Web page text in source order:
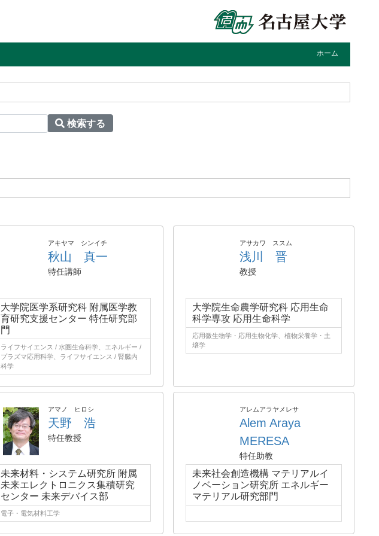
ホーム
検索する
アキヤマ シンイチ
秋山 真一
特任講師
大学院医学系研究科 附属医学教
育研究支援センター 特任研究部
門
ライフサイエンス / 水圏生命科学、エネルギー /
プラズマ応用科学、ライフサイエンス / 腎臓内
科学
アサカワ ススム
浅川 晋
教授
大学院生命農学研究科 応用生命
科学専攻 応用生命科学
応用微生物学・応用生物化学、植物栄養学・土
壌学
アマノ ヒロシ
天野 浩
特任教授
未来材料・システム研究所 附属
未来エレクトロニクス集積研究
センター 未来デバイス部
電子・電気材料工学
アレムアラヤメレサ
Alem Araya
MERESA
特任助教
未来社会創造機構 マテリアルイ
ノベーション研究所 エネルギー
マテリアル研究部門